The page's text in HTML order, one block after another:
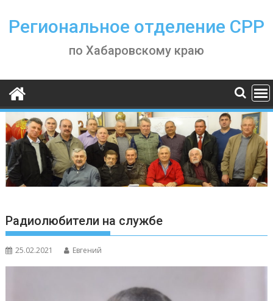
content
Региональное отделение СРР
по Хабаровскому краю
Радиолюбители на службе
25.02.2021 Евгений